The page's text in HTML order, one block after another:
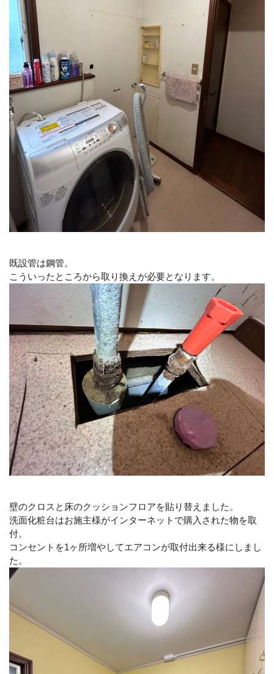
既設管は鋼管。
こういったところから取り換えが必要となります。
壁のクロスと床のクッションフロアを貼り替えました。
洗面化粧台はお施主様がインターネットで購入された物を取
付。
コンセントを1ヶ所増やしてエアコンが取付出来る様にしまし
た。